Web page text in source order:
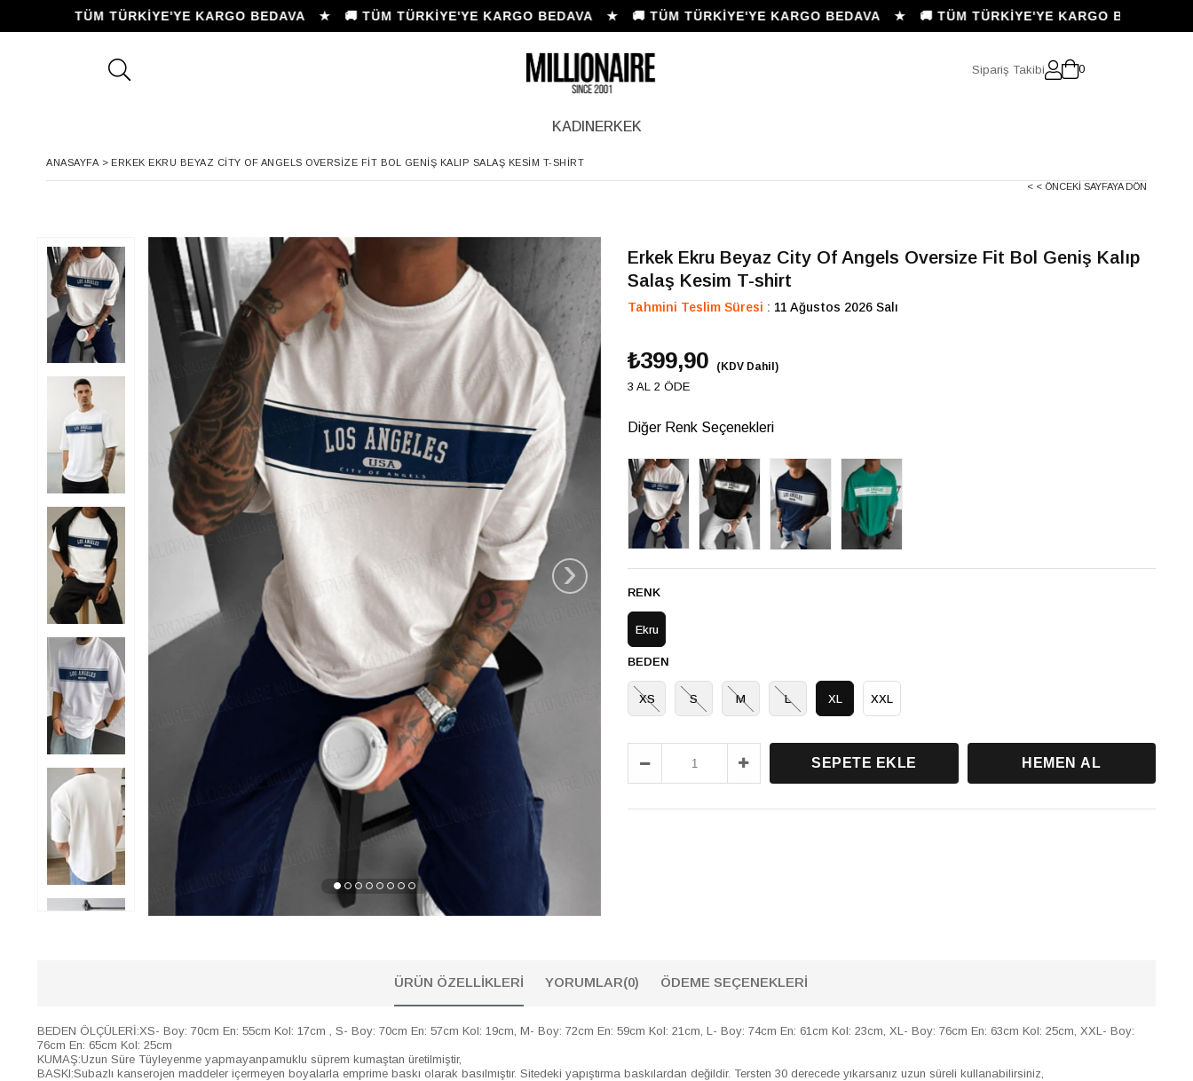
🚚 TÜM TÜRKİYE'YE KARGO BEDAVA ★🚚 TÜM TÜRKİYE'YE KARGO BEDAVA ★ 🚚 TÜM TÜRKİYE'YE KARGO BEDAVA ★ 🚚 TÜM TÜRKİYE'YE KARGO BEDAVA ★
Sipariş Takibi 0
KADIN ERKEK
ANASAYFA > ERKEK EKRU BEYAZ CITY OF ANGELS OVERSIZE FIT BOL GENIŞ KALIP SALAŞ KESIM T-SHIRT
< < ÖNCEKI SAYFAYA DÖN
›
Erkek Ekru Beyaz City Of Angels Oversize Fit Bol Geniş Kalıp
Salaş Kesim T-shirt
Tahmini Teslim Süresi : 11 Ağustos 2026 Salı
₺399,90 (KDV Dahil)
3 AL 2 ÖDE
Diğer Renk Seçenekleri
RENK
Ekru
BEDEN
XS S M L XL XXL
ÜRÜN ÖZELLIKLERI YORUMLAR(0) ÖDEME SEÇENEKLERI
BEDEN ÖLÇÜLERİ:XS- Boy: 70cm En: 55cm Kol: 17cm , S- Boy: 70cm En: 57cm Kol: 19cm, M- Boy: 72cm En: 59cm Kol: 21cm, L- Boy: 74cm En: 61cm Kol: 23cm, XL- Boy: 76cm En: 63cm Kol: 25cm, XXL- Boy:
76cm En: 65cm Kol: 25cm
KUMAŞ:Uzun Süre Tüyleyenme yapmayanpamuklu süprem kumaştan üretilmiştir,
BASKI:Subazlı kanserojen maddeler içermeyen boyalarla emprime baskı olarak basılmıştır. Sitedeki yapıştırma baskılardan değildir. Tersten 30 derecede yıkarsanız uzun süreli kullanabilirsiniz,